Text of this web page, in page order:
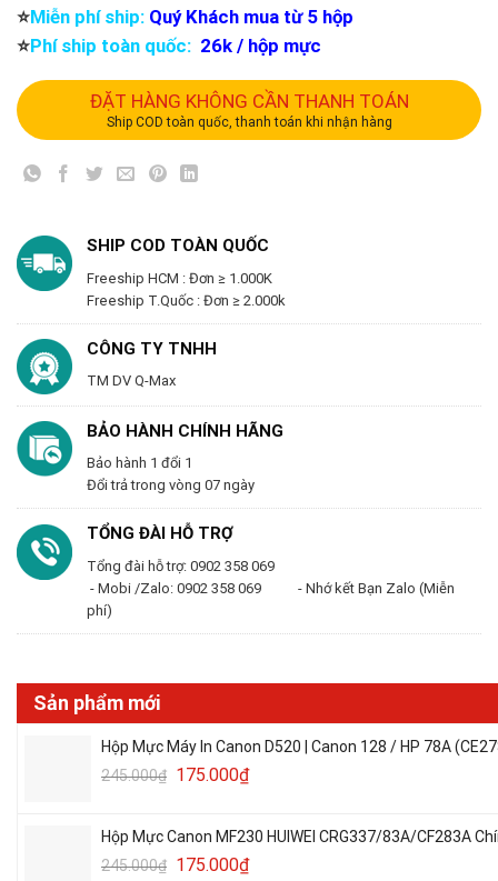
⭐️Miễn phí ship: Quý Khách mua từ 5 hộp
⭐️Phí ship toàn quốc: 26k / hộp mực
ĐẶT HÀNG KHÔNG CẦN THANH TOÁN
Ship COD toàn quốc, thanh toán khi nhận hàng
SHIP COD TOÀN QUỐC
Freeship HCM : Đơn ≥ 1.000K
Freeship T.Quốc : Đơn ≥ 2.000k
CÔNG TY TNHH
TM DV Q-Max
BẢO HÀNH CHÍNH HÃNG
Bảo hành 1 đổi 1
Đổi trả trong vòng 07 ngày
TỔNG ĐÀI HỖ TRỢ
Tổng đài hỗ trợ: 0902 358 069
- Mobi /Zalo: 0902 358 069 - Nhớ kết Bạn Zalo (Miễn
phí)
Sản phẩm mới
Hộp Mực Máy In Canon D520 | Canon 128 / HP 78A
245.000₫ 175.000₫
Hộp Mực Canon MF230 HUIWEI CRG337/83A/CF283A
245.000₫ 175.000₫